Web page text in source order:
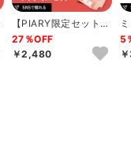
【PIARY限定セット】
選べるTHE QUEEN’S
T...
27％OFF
￥2,480
5